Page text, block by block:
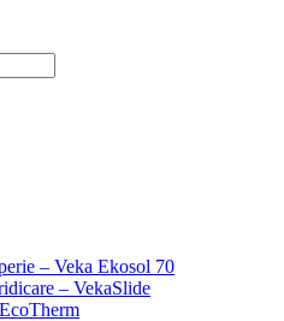
– Veka Ekosol 70
– VekaSlide